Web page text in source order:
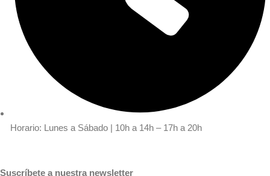
Horario: Lunes a Sábado | 10h a 14h – 17h a 20h
Suscríbete a nuestra newsletter